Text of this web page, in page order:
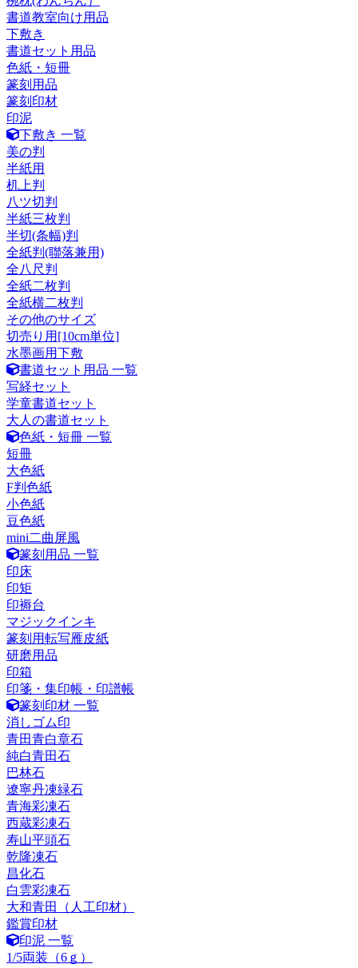
書道教室向け用品
下敷き
書道セット用品
色紙・短冊
篆刻用品
篆刻印材
印泥
下敷き 一覧
美の判
半紙用
机上判
八ツ切判
半紙三枚判
半切(条幅)判
全紙判(聯落兼用)
全八尺判
全紙二枚判
全紙横二枚判
その他のサイズ
切売り用[10cm単位]
水墨画用下敷
書道セット用品 一覧
写経セット
学童書道セット
大人の書道セット
色紙・短冊 一覧
短冊
大色紙
F判色紙
小色紙
豆色紙
mini二曲屏風
篆刻用品 一覧
印床
印矩
印褥台
マジックインキ
篆刻用転写雁皮紙
研磨用品
印箱
印箋・集印帳・印譜帳
篆刻印材 一覧
消しゴム印
青田青白章石
純白青田石
巴林石
遼寧丹凍緑石
青海彩凍石
西蔵彩凍石
寿山平頭石
乾隆凍石
昌化石
白雲彩凍石
大和青田（人工印材）
鑑賞印材
印泥 一覧
1/5両装（6ｇ）